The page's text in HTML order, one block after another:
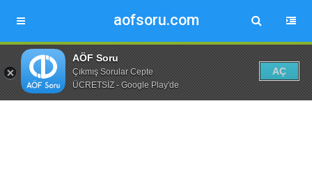
aofsoru.com
AÖF Soru
Çıkmış Sorular Cepte
ÜCRETSİZ - Google Play'de
AÇ